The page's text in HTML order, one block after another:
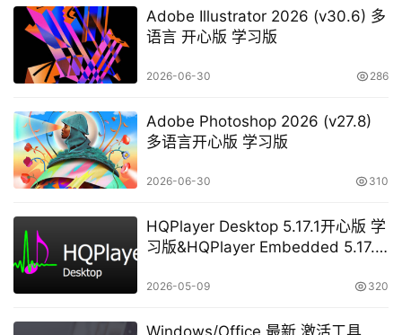
Adobe Illustrator 2026 (v30.6) 多
语言 开心版 学习版
2026-06-30 286
Adobe Photoshop 2026 (v27.8)
多语言开心版 学习版
2026-06-30 310
HQPlayer Desktop 5.17.1开心版 学
习版&HQPlayer Embedded 5.17.2
2026-05-09 320